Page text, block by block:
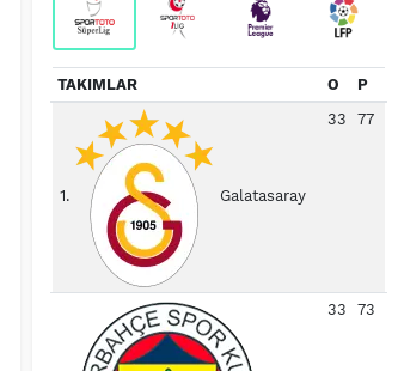
TAKIMLAR O P
1. Galatasaray
33 77
33 73